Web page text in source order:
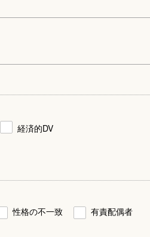
経済的DV
性格の不一致 有責配偶者